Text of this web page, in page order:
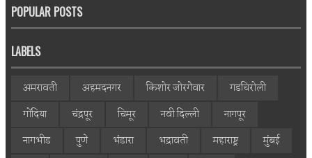
POPULAR POSTS
LABELS
अमरावती अहमदनगर किशोर जोरगेवार
गडचिरोली
गोंदिया
चंद्रपूर चिमूर नवी दिल्ली
नागपूर
नागभीड
पुणे भंडारा भद्रावती महाराष्ट्र
मुंबई